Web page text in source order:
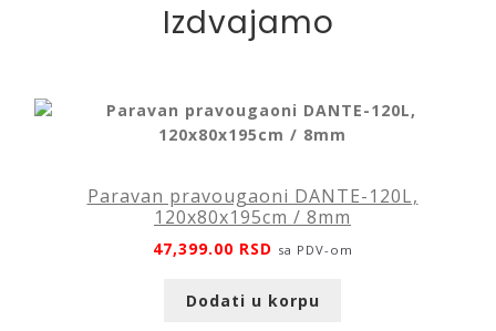
Izdvajamo
Paravan pravougaoni DANTE-120L,
120x80x195cm / 8mm
47,399.00 RSD sa PDV-om
Dodati u korpu